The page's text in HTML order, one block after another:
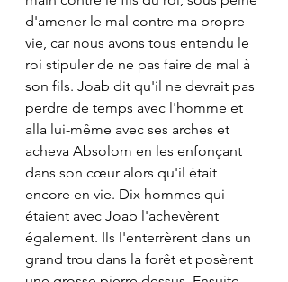
d'amener le mal contre ma propre
vie, car nous avons tous entendu le
roi stipuler de ne pas faire de mal à
son fils. Joab dit qu'il ne devrait pas
perdre de temps avec l'homme et
alla lui-même avec ses arches et
acheva Absolom en les enfonçant
dans son cœur alors qu'il était
encore en vie. Dix hommes qui
étaient avec Joab l'achevèrent
également. Ils l'enterrèrent dans un
grand trou dans la forêt et posèrent